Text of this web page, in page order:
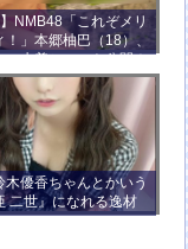
NMB48「これぞメリ
！」本郷柚巴（18）、
の水着ショット公開！
木優香ちゃんとかいう
二世』になれる逸材